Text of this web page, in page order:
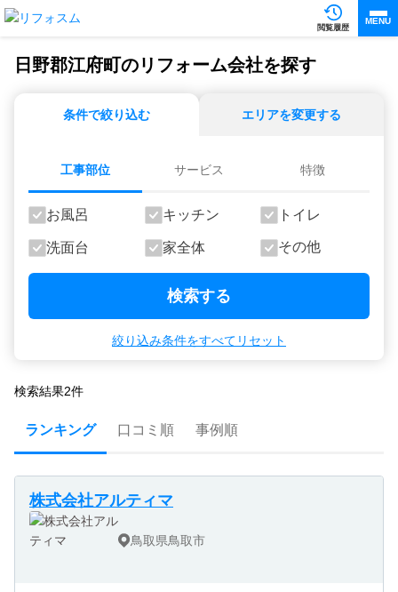
閲覧履歴
MENU
日野郡江府町のリフォーム会社を探す
条件で絞り込む エリアを変更する
工事部位 サービス 特徴
お風呂 キッチン トイレ
洗面台 家全体 その他
検索する
絞り込み条件をすべてリセット
検索結果2件
ランキング 口コミ順 事例順
株式会社アルティマ
鳥取県鳥取市